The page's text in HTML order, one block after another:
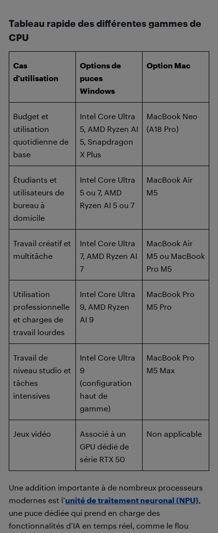
Tableau rapide des différentes gammes de
CPU
Cas
d’utilisation
Options de
puces
Windows
Option Mac
Budget et
utilisation
quotidienne de
base
Intel Core Ultra
5, AMD Ryzen AI
5, Snapdragon
X Plus
MacBook Neo
(A18 Pro)
Étudiants et
utilisateurs de
bureau à
domicile
Intel Core Ultra
5 ou 7, AMD
Ryzen AI 5 ou 7
MacBook Air
M5
Travail créatif et
multitâche
Intel Core Ultra
7, AMD Ryzen AI
7
MacBook Air
M5 ou MacBook
Pro M5
Utilisation
professionnelle
et charges de
travail lourdes
Intel Core Ultra
9, AMD Ryzen
AI 9
MacBook Pro
M5 Pro
Travail de
niveau studio et
tâches
intensives
Intel Core Ultra
9
(configuration
haut de
gamme)
MacBook Pro
M5 Max
Jeux vidéo
Associé à un
GPU dédié de
série RTX 50
Non applicable
Une addition importante à de nombreux processeurs
modernes est l’unité de traitement neuronal (NPU),
une puce dédiée qui prend en charge des
fonctionnalités d’IA en temps réel, comme le flou